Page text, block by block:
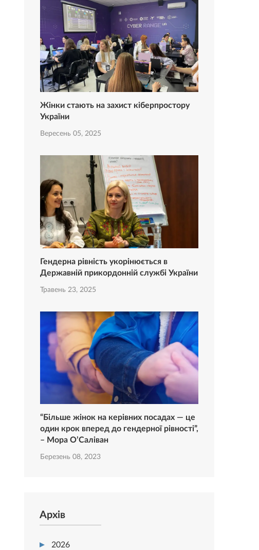
Жінки стають на захист кіберпростору
України
Вересень 05, 2025
Гендерна рівність укорінюється в
Державній прикордонній службі України
Травень 23, 2025
“Більше жінок на керівних посадах — це
один крок вперед до гендерної рівності”,
– Мора О’Саліван
Березень 08, 2023
Архів
2026